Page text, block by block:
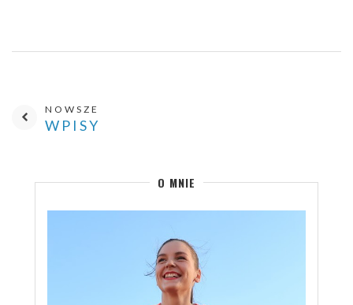
NOWSZE
WPISY
O MNIE